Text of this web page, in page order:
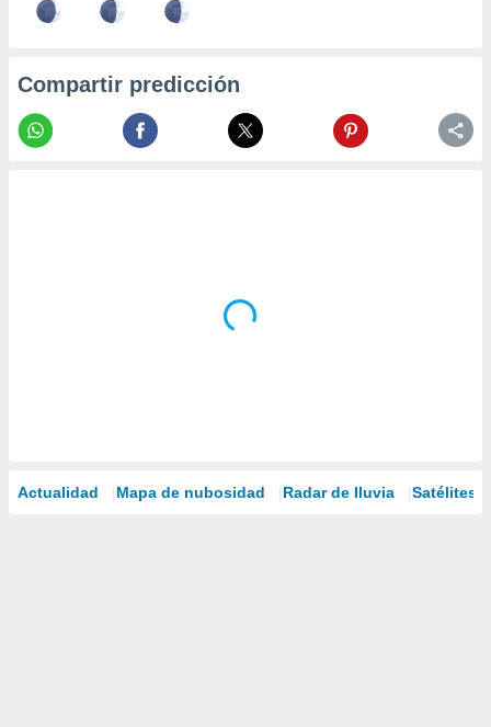
Compartir predicción
Actualidad Mapa de nubosidad Radar de lluvia Satélites